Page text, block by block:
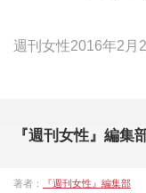
週刊女性2016年2月
『週刊女性』編集
著者： 『週刊女性』編集部